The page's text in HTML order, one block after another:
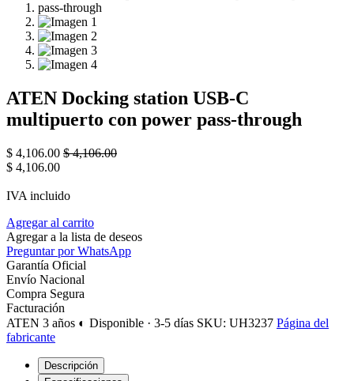
ATEN Docking station USB-C
multipuerto con power pass-through
$ 4,106.00 $4,106.00
$ 4,106.00
IVA incluido
Agregar al carrito
Agregar a la lista de deseos
Preguntar por WhatsApp
Garantía Oficial
Envío Nacional
Compra Segura
Facturación
ATEN 3 años ◐ Disponible · 3-5 días SKU: UH3237 Página del
fabricante
Descripción